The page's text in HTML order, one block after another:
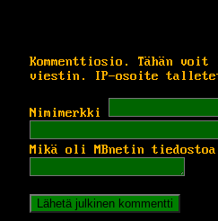
Kommenttiosio. Tähän
viestin. IP-osoite
Nimimerkki
Mikä oli MBnetin